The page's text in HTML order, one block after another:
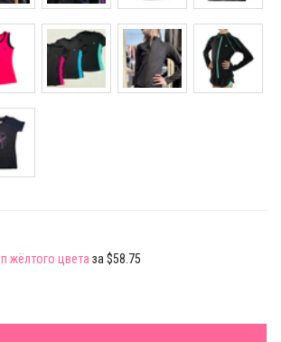
жёлтого цвета за $58.75